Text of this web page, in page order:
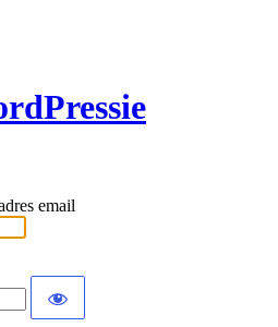
email